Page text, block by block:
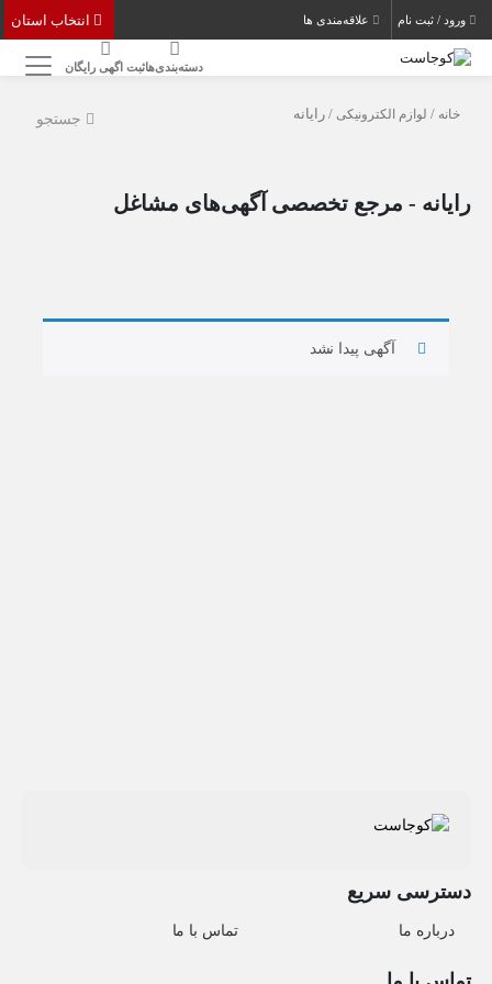
ورود / ثبت نام علاقه‌مندی ها
دسته‌بندی‌هاثبت اگهی رایگان
جستجو خانه / لوازم الکترونیکی / رایانه
رایانه - مرجع تخصصی آگهی‌های مشاغل
آگهی پیدا نشد
دسترسی سریع
درباره ما تماس با ما